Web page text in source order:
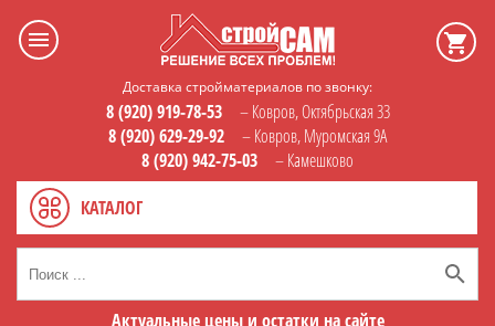
Доставка стройматериалов по звонку:
8 (920) 919-78-53
– Ковров, Октябрьская 33
8 (920) 629-29-92
– Ковров, Муромская 9А
8 (920) 942-75-03
– Камешково
КАТАЛОГ
Актуальные цены и остатки на сайте